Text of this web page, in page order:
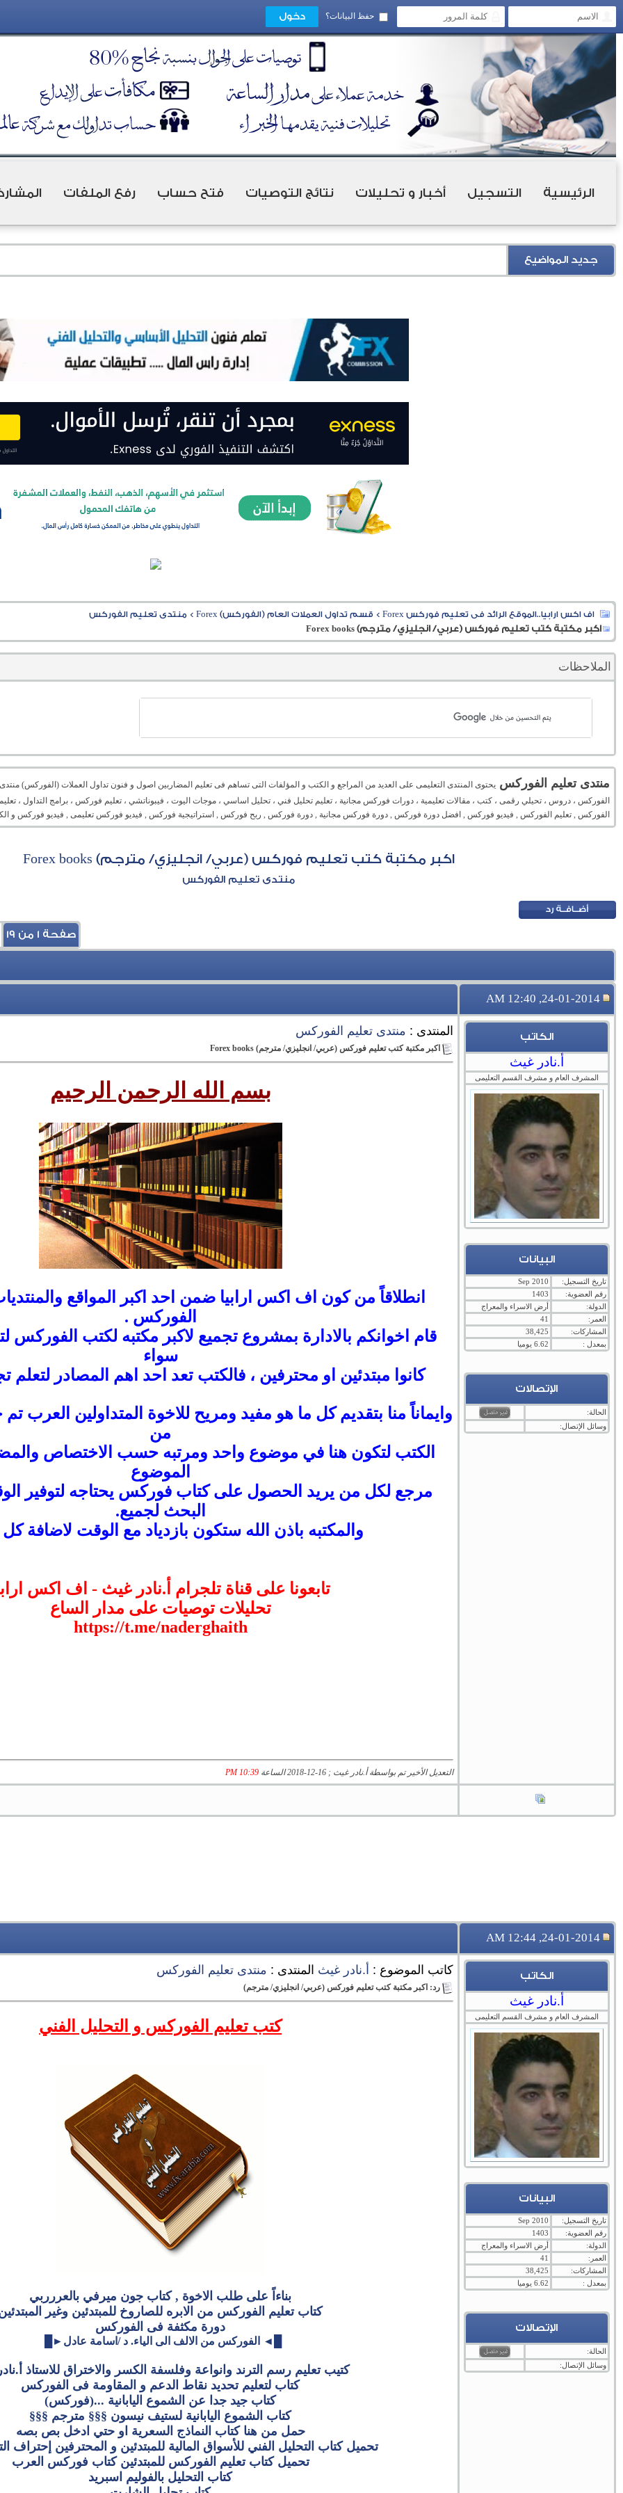
حفظ البيانات؟
الرئيسية التسجيل أخبار و تحليلات نتائج التوصيات فتح حساب رفع الملفات
جديد المواضيع
اف اكس ارابيا..الموقع الرائد فى تعليم فوركس Forex > قسم تداول العملات العام (الفوركس) Forex > منتدى تعليم الفوركس
اكبر مكتبة كتب تعليم فوركس (عربي/ انجليزي/ مترجم) Forex books
الملاحظات
منتدى تعليم الفوركس يحتوى المنتدى التعليمى على العديد من المراجع و الكتب و المؤلفات التى تساهم فى تعليم المضاربين اصول و فنون تداول العملات (الفوركس)
الفوركس ، دروس ، تحيلي رقمى ، كتب ، مقالات تعليمية ، دورات فوركس مجانية ، تعليم تحليل فني ، تحليل اساسي ، موجات اليوت ، فيبوناتشي ، تعليم فوركس ، برامج التداول ،
الفوركس , تعليم الفوركس , فيديو فوركس , افضل دورة فوركس , دورة فوركس مجانية , دورة فوركس , ربح فوركس , استراتيجية فوركس , فيديو فوركس تعليمى , فيديو فوركس و
اكبر مكتبة كتب تعليم فوركس (عربي/ انجليزي/ مترجم) Forex books
منتدى تعليم الفوركس
صفحة 1 من 19
24-01-2014, 12:40 AM
الكاتب
أ.نادر غيث
المشرف العام و مشرف القسم التعليمى
البيانات
تاريخ التسجيل:
Sep 2010
رقم العضوية:
1403
الدولة:
أرض الاسراء والمعراج
العمر:
41
المشاركات:
38,425
بمعدل :
6.62 يوميا
الإتصالات
الحالة:
وسائل الإتصال:
المنتدى : منتدى تعليم الفوركس
اكبر مكتبة كتب تعليم فوركس (عربي/ انجليزي/ مترجم) Forex books
بسم الله الرحمن الرحيم
انطلاقاً من كون اف اكس ارابيا ضمن احد اكبر المواقع
الفوركس .
قام اخوانكم بالادارة بمشروع تجميع لاكبر مكتبه لكتب الفوركس
سواء
كانوا مبتدئين او محترفين ، فالكتب تعد احد اهم المصادر
وايماناً منا بتقديم كل ما هو مفيد ومريح للاخوة المتداولين العرب
من
الكتب لتكون هنا في موضوع واحد ومرتبه حسب الاختصاص
الموضوع
مرجع لكل من يريد الحصول على كتاب فوركس يحتاجه لتوفير
البحث لجميع.
والمكتبه باذن الله ستكون بازدياد مع الوقت لاضافة
تابعونا على قناة تلجرام أ.نادر غيث - اف اكس
تحليلات توصيات على مدار الساع
https://t.me/naderghaith
التعديل الأخير تم بواسطة أ.نادر غيث ; 16-12-2018 الساعة 10:39 PM
24-01-2014, 12:44 AM
الكاتب
أ.نادر غيث
المشرف العام و مشرف القسم التعليمى
البيانات
تاريخ التسجيل:
Sep 2010
رقم العضوية:
1403
الدولة:
أرض الاسراء والمعراج
العمر:
41
المشاركات:
38,425
بمعدل :
6.62 يوميا
الإتصالات
الحالة:
وسائل الإتصال:
كاتب الموضوع : أ.نادر غيث المنتدى : منتدى تعليم الفوركس
رد: اكبر مكتبة كتب تعليم فوركس (عربي/ انجليزي/ مترجم)
كتب تعليم الفوركس و التحليل الفني
بناءاً على طلب الاخوة , كتاب جون ميرفي بالعررربي
كتاب تعليم الفوركس من الابره للصاروخ للمبتدئين وغير
دورة مكثفة فى الفوركس
█◄ الفوركس من الالف الى الياء. د /اسامة عادل►█ ‏ ‏
كتيب تعليم رسم الترند وانواعة وفلسفة الكسر والاختراق للاستاذ
كتاب لتعليم تحديد نقاط الدعم و المقاومة فى الفوركس
كتاب جيد جدا عن الشموع اليابانية ...(فوركس)
كتاب الشموع اليابانية لستيف نيسون §§§ مترجم §§§
حمل من هنا كتاب النماذج السعرية او حتي ادخل بص بصه
تحميل كتاب التحليل الفني للأسواق المالية للمبتدئين و المحترفين إحتراف
تحميل كتاب تعليم الفوركس للمبتدئين كتاب فوركس العرب
كتاب التحليل بالفوليم اسبريد